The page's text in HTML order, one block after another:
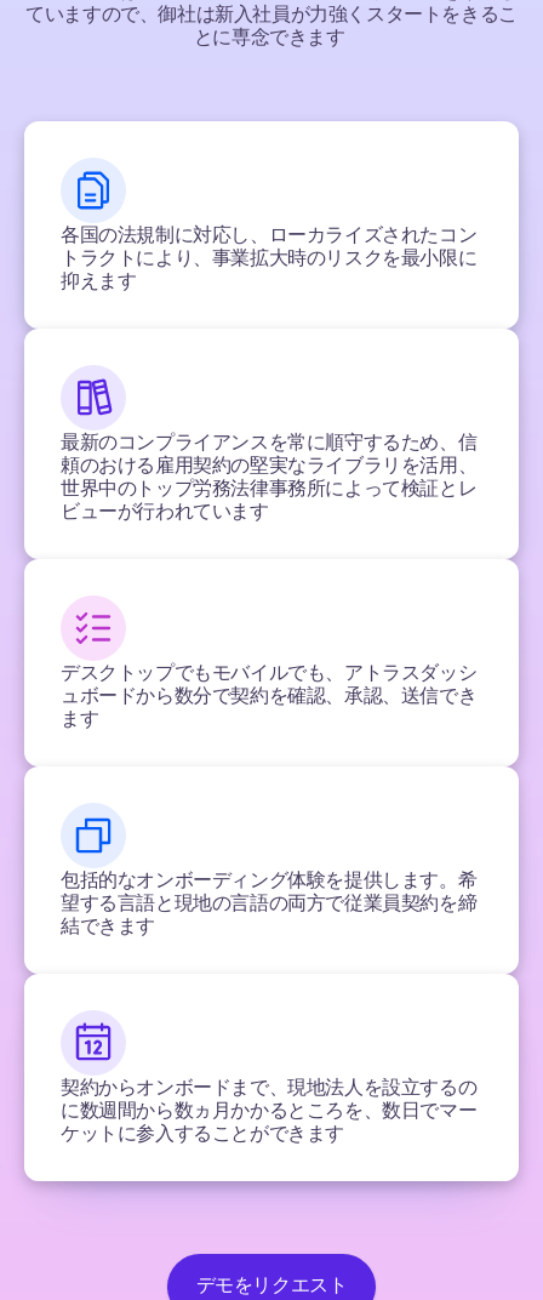
ていますので、御社は新入社員が力強くスタートをきるこ
とに専念できます
各国の法規制に対応し、ローカライズされたコン
トラクトにより、事業拡大時のリスクを最小限に
抑えます
最新のコンプライアンスを常に順守するため、信
頼のおける雇用契約の堅実なライブラリを活用、
世界中のトップ労務法律事務所によって検証とレ
ビューが行われています
デスクトップでもモバイルでも、アトラスダッシ
ュボードから数分で契約を確認、承認、送信でき
ます
包括的なオンボーディング体験を提供します。希
望する言語と現地の言語の両方で従業員契約を締
結できます
契約からオンボードまで、現地法人を設立するの
に数週間から数ヵ月かかるところを、数日でマー
ケットに参入することができます
デモをリクエスト